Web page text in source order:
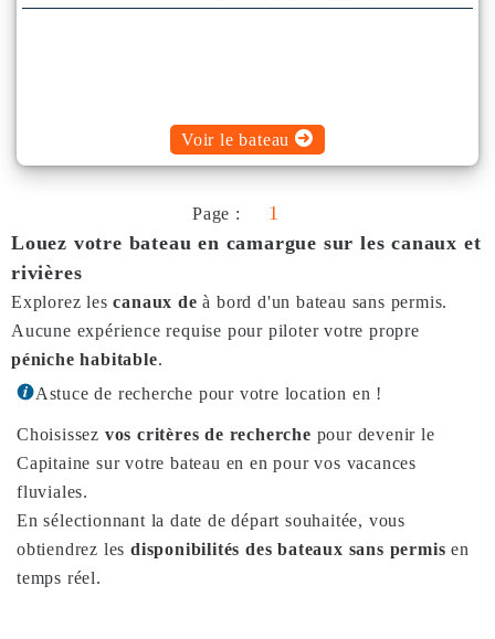
Climatisation
Voir le bateau
Page :
1
Louez votre bateau en camargue sur les canaux et
rivières
Explorez lescanaux deà bord d'un bateau sans permis.
Aucune expérience requise pour piloter votre propre
péniche habitable.
Astuce de recherche pour votre location en !
Choisissez vos critères de recherche pour devenir le
Capitaine sur votre bateau en en pour vos vacances
fluviales.
En sélectionnant la date de départ souhaitée, vous
obtiendrez lesdisponibilités des bateaux sans permis en
temps réel.